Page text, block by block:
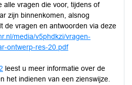
alle vragen die voor, tijdens of
zijn binnenkomen, alsnog
de vragen en antwoorden via deze
media/v5phdkzi/vragen-
ontwerp-res-20.pdf
leest u meer informatie over de
het indienen van een zienswijze.